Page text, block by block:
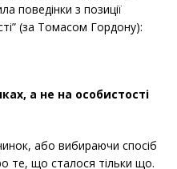
поведінки з позиції
(за Томасом Гордону):
а не на особистості
або вибираючи спосіб
те, що сталося тільки що.